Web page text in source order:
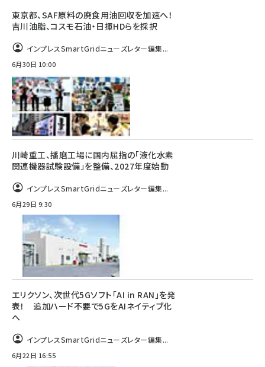
東京都、SAF原料の廃食用油回収を加速へ！
吉川油脂、コスモ石油・日揮HDらを採択
インプレスSmartGridニューズレター編集...
6月30日 10:00
川崎重工、播磨工場に国内屈指の「液化水素
関連機器試験設備」を整備、2027年度始動
インプレスSmartGridニューズレター編集...
6月29日 9:30
エリクソン、次世代5Gソフト「AI in RAN」を発
表！ 追加ハード不要で5GをAIネイティブ化
へ
インプレスSmartGridニューズレター編集...
6月22日 16:55